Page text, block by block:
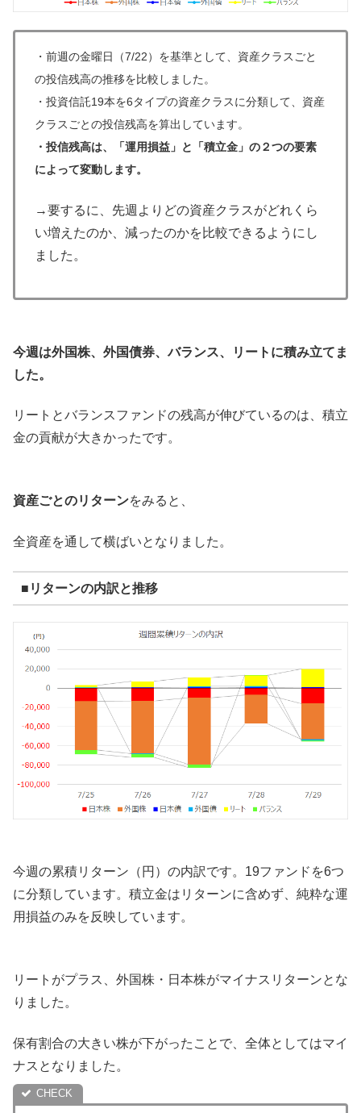
・ 前週の金曜日（7/22）を基準として、資産クラスごと
の投信残高の推移を比較しました。
・ 投資信託19本を6タイプの資産クラスに分類して、資産
クラスごとの投信残高を算出しています。
・投信残高は、「運用損益」と「積立金」の２つの要素
によって変動します。
→要するに、先週よりどの資産クラスがどれくら
い増えたのか、減ったのかを比較できるようにし
ました。
今週は外国株、外国債券、バランス、リートに積み立てま
した。
リートとバランスファンドの残高が伸びているのは、積立
金の貢献が大きかったです。
資産ごとのリターンをみると、
全資産を通して横ばいとなりました。
■リターンの内訳と推移
今週の累積リターン（円）の内訳です。19ファンドを6つ
に分類しています。積立金はリターンに含めず、純粋な運
用損益のみを反映しています。
リートがプラス、外国株・日本株がマイナスリターンとな
りました。
保有割合の大きい株が下がったことで、全体としてはマイ
ナスとなりました。